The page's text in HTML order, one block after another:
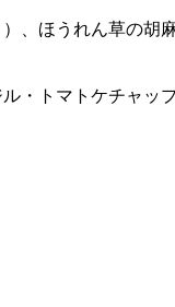
、ほうれん草の胡
・トマトケチャッ